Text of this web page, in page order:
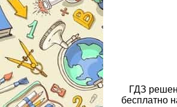
ГДЗ
бесплатно